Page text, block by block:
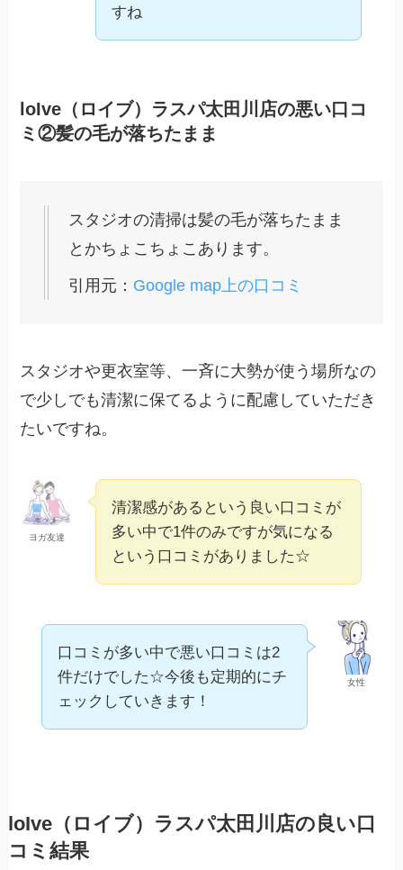
すね
loIve（ロイブ）ラスパ太田川店の悪い口コ
ミ②髪の毛が落ちたまま
スタジオの清掃は髪の毛が落ちたまま
とかちょこちょこあります。
引用元： Google map上の口コミ
スタジオや更衣室等、一斉に大勢が使う場所なの
で少しでも清潔に保てるように配慮していただき
たいですね。
ヨガ友達
清潔感があるという良い口コミが
多い中で1件のみですが気になる
という口コミがありました☆
女性
口コミが多い中で悪い口コミは2
件だけでした☆今後も定期的にチ
ェックしていきます！
loIve（ロイブ）ラスパ太田川店の良い口
コミ結果